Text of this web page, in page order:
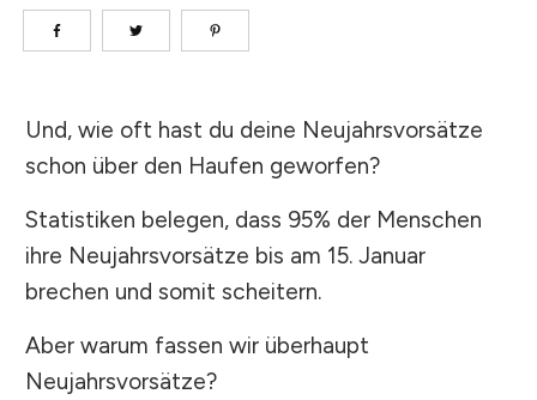
Und, wie oft hast du deine Neujahrsvorsätze
schon über den Haufen geworfen?
Statistiken belegen, dass 95% der Menschen
ihre Neujahrsvorsätze bis am 15. Januar
brechen und somit scheitern.
Aber warum fassen wir überhaupt
Neujahrsvorsätze?